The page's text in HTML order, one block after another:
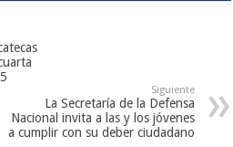
Siguiente
La Secretaría de la Defensa
Nacional invita a las y los jóvenes
a cumplir con su deber ciudadano